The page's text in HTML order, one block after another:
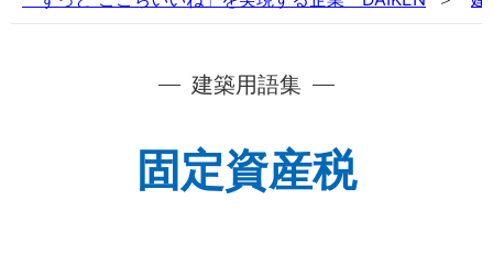
建築用語集
固定資産税